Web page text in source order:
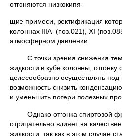
отгоняются низкокипя-
щие примеси, ректификация
колоннах IIIА (поз.021), ХI
атмосферном давлении.
С точки зрения снижения
жидкости в кубе колонны, отгонку
целесообразно осуществлять под
возможность снизить
и уменьшить потери полезных
Однако отгонка спиртовой
отрицательно влияет на
жидкости, так как в этом случае